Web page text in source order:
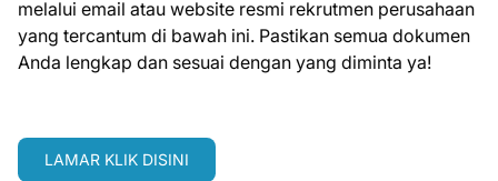
melalui email atau website resmi rekrutmen perusahaan
yang tercantum di bawah ini. Pastikan semua dokumen
Anda lengkap dan sesuai dengan yang diminta ya!
LAMAR KLIK DISINI